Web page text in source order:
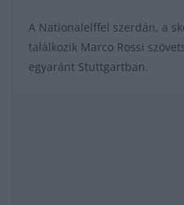
A Nationalelffel szerdán, a
találkozik Marco Rossi
egyaránt Stuttgartban.